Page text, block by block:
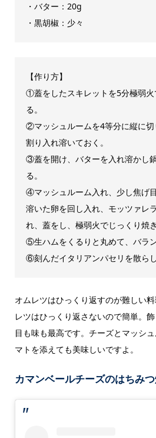
・バター：20g
・黒胡椒：少々
【作り方】
①蓋をしたスキレットを5分極弱火
る。
②マッシュルームを4等分に縦に切
割り入れ溶いておく。
③蓋を開け、バターを入れ溶かし
る。
④マッシュルーム入れ、少し焦げ
溶いた卵を回し入れ、モッツァレ
れ、蓋をし、極弱火でじっくり焼き
⑤生ハムをくるりと丸めて、バラ
⑥刻んだイタリアンパセリを散ら
オムレツはひっくり返すのが難しい
レツはひっくり返さないので簡単。
目も味も最高です。チーズとマッシ
マトを添えても美味しいですよ。
カマンベールチーズのはちみつ